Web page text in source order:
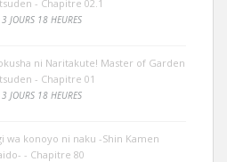
- Chapitre 02.1
JOURS 18 HEURES
ni Naritakute! Master of Garden
- Chapitre 01
JOURS 18 HEURES
wa konoyo ni naku -Shin Kamen
- Chapitre 80